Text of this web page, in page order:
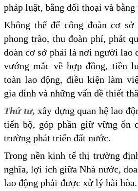
pháp luật, bằng đối thoại và
Không thể để công đoàn cơ
phong trào, thu đoàn phí, phát
đoàn cơ sở phải là nơi người lao
vướng mắc về hợp đồng, tiền
toàn lao động, điều kiện làm
gia đình và những vấn đề thiết
Thứ tư, xây dựng quan hệ lao
tiến bộ, góp phần giữ vững ổn
trường phát triển đất nước.
Trong nền kinh tế thị trường
nghĩa, lợi ích giữa Nhà nước,
lao động phải được xử lý hài